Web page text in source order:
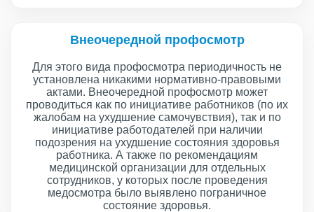
Внеочередной профосмотр
Для этого вида профосмотра периодичность не
установлена никакими нормативно-правовыми
актами. Внеочередной профосмотр может
проводиться как по инициативе работников (по их
жалобам на ухудшение самочувствия), так и по
инициативе работодателей при наличии
подозрения на ухудшение состояния здоровья
работника. А также по рекомендациям
медицинской организации для отдельных
сотрудников, у которых после проведения
медосмотра было выявлено пограничное
состояние здоровья.